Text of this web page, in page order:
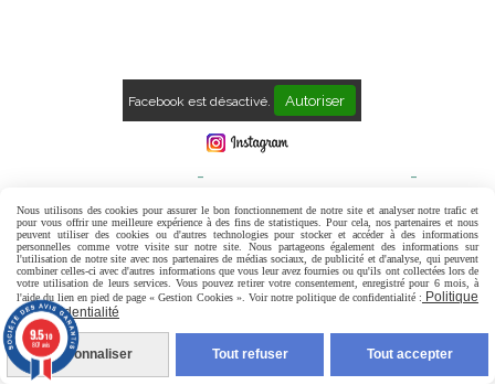
Facebook est désactivé. Autoriser
Politique de confidentialité Gestion cookies Mon Compte
Contact Avis Clients
Nous utilisons des cookies pour assurer le bon fonctionnement de notre site et analyser notre trafic et
pour vous offrir une meilleure expérience à des fins de statistiques. Pour cela, nos partenaires et nous
peuvent utiliser des cookies ou d'autres technologies pour stocker et accéder à des informations
personnelles comme votre visite sur notre site. Nous partageons également des informations sur
l'utilisation de notre site avec nos partenaires de médias sociaux, de publicité et d'analyse, qui peuvent
combiner celles-ci avec d'autres informations que vous leur avez fournies ou qu'ils ont collectées lors de
votre utilisation de leurs services. Vous pouvez retirer votre consentement, enregistré pour 6 mois, à
l'aide du lien en pied de page « Gestion Cookies ». Voir notre politique de confidentialité : Politique
de confidentialité
Personnaliser Tout refuser Tout accepter
9.5/10
807 avis